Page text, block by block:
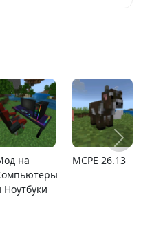
Карта ада
Мод I